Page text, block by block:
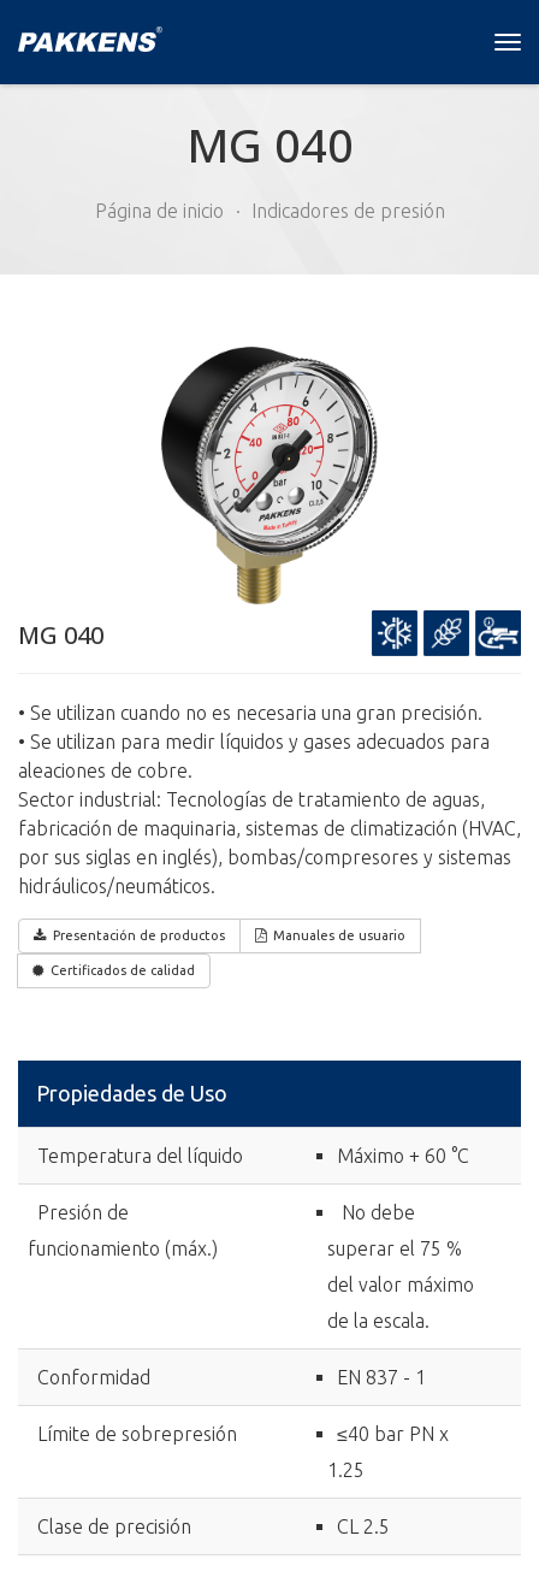
MG 040
Página de inicio Indicadores de presión
MG 040
• Se utilizan cuando no es necesaria una gran precisión.
• Se utilizan para medir líquidos y gases adecuados para
aleaciones de cobre.
Sector industrial: Tecnologías de tratamiento de aguas,
fabricación de maquinaria, sistemas de climatización (HVAC,
por sus siglas en inglés), bombas/compresores y sistemas
hidráulicos/neumáticos.
Presentación de productos Manuales de usuario
Certificados de calidad
Propiedades de Uso
Temperatura del líquido Máximo + 60 °C
Presión de
funcionamiento (máx.)
No debe
superar el 75 %
del valor máximo
de la escala.
Conformidad EN 837 - 1
Límite de sobrepresión
≤40 bar PN x
1.25
Clase de precisión CL 2.5